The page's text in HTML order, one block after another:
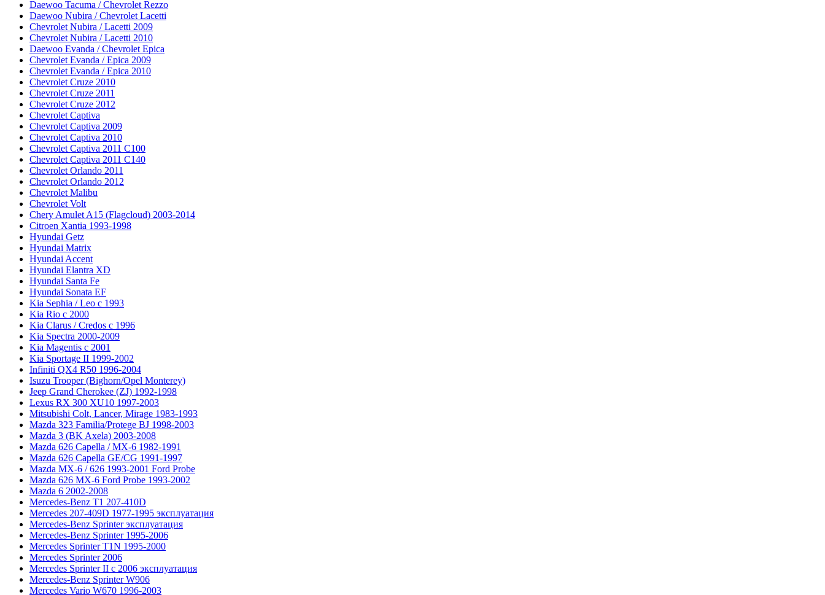
Daewoo Tacuma / Chevrolet Rezzo
Daewoo Nubira / Chevrolet Lacetti
Chevrolet Nubira / Lacetti 2009
Chevrolet Nubira / Lacetti 2010
Daewoo Evanda / Chevrolet Epica
Chevrolet Evanda / Epica 2009
Chevrolet Evanda / Epica 2010
Chevrolet Cruze 2010
Chevrolet Cruze 2011
Chevrolet Cruze 2012
Chevrolet Captiva
Chevrolet Captiva 2009
Chevrolet Captiva 2010
Chevrolet Captiva 2011 C100
Chevrolet Captiva 2011 C140
Chevrolet Orlando 2011
Chevrolet Orlando 2012
Chevrolet Malibu
Chevrolet Volt
Chery Amulet A15 (Flagcloud) 2003-2014
Citroen Xantia 1993-1998
Hyundai Getz
Hyundai Matrix
Hyundai Accent
Hyundai Elantra XD
Hyundai Santa Fe
Hyundai Sonata EF
Kia Sephia / Leo с 1993
Kia Rio с 2000
Kia Clarus / Credos с 1996
Kia Spectra 2000-2009
Kia Magentis с 2001
Kia Sportage II 1999-2002
Infiniti QX4 R50 1996-2004
Isuzu Trooper (Bighorn/Opel Monterey)
Jeep Grand Cherokee (ZJ) 1992-1998
Lexus RX 300 XU10 1997-2003
Mitsubishi Colt, Lancer, Mirage 1983-1993
Mazda 323 Familia/Protege BJ 1998-2003
Mazda 3 (BK Axela) 2003-2008
Mazda 626 Capella / MX-6 1982-1991
Mazda 626 Capella GE/CG 1991-1997
Mazda MX-6 / 626 1993-2001 Ford Probe
Mazda 626 MX-6 Ford Probe 1993-2002
Mazda 6 2002-2008
Mercedes-Benz T1 207-410D
Mercedes 207-409D 1977-1995 эксплуатация
Mercedes-Benz Sprinter эксплуатация
Mercedes-Benz Sprinter 1995-2006
Mercedes Sprinter T1N 1995-2000
Mercedes Sprinter 2006
Mercedes Sprinter II с 2006 эксплуатация
Mercedes-Benz Sprinter W906
Mercedes Vario W670 1996-2003